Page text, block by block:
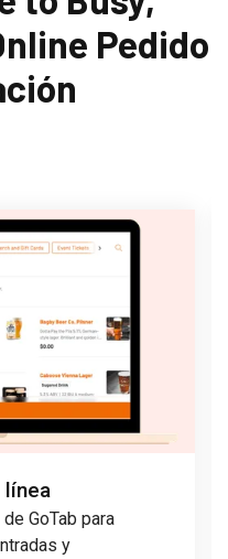
Pedido
línea
GoTab para
y